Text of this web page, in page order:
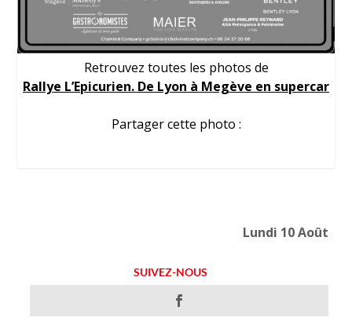
Retrouvez toutes les photos de
Rallye L’Epicurien. De Lyon à Megève en supercar
Partager cette photo :
Lundi 10 Août
SUIVEZ-NOUS